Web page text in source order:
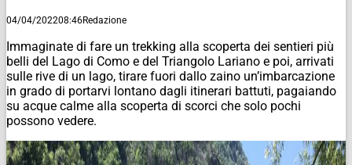
04/04/202208:46Redazione
Immaginate di fare un trekking alla scoperta dei sentieri più
belli del Lago di Como e del Triangolo Lariano e poi, arrivati
sulle rive di un lago, tirare fuori dallo zaino un’imbarcazione
in grado di portarvi lontano dagli itinerari battuti, pagaiando
su acque calme alla scoperta di scorci che solo pochi
possono vedere.